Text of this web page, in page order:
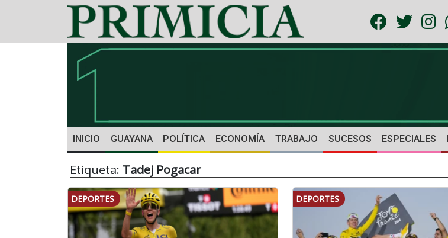
INICIO GUAYANA POLÍTICA ECONOMÍA TRABAJO SUCESOS ESPECIALES
Etiqueta: Tadej Pogacar
DEPORTES DEPORTES